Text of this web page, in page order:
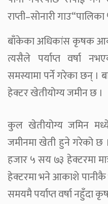
राप्ती–सोनारी
बाँकेका अधिकांस कृषक
त्यसैले पर्याप्त वर्षा
समस्यामा पर्ने गरेका छन्
हेक्टर खेतीयोग्य जमीन छ ।
कुल खेतीयोग्य जमिन
जमीनमा खेती हुने गरेको छ
हजार ५ सय ७३ हेक्टरमा
हेक्टरमा भने आकाशे
समयमै पर्याप्त वर्षा नहुँदा